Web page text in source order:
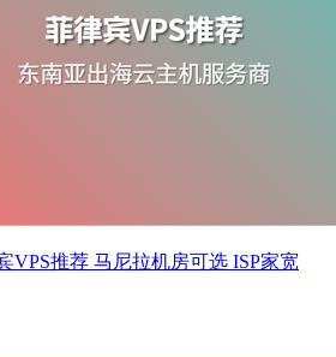
VPS推荐 马尼拉机房可选 ISP家宽